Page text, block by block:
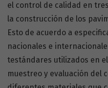
el control de calidad en
la construcción de los
Esto de acuerdo a
nacionales e
testándares utilizados en
muestreo y evaluación del